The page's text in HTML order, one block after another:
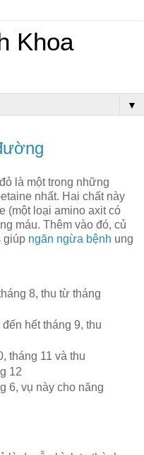
Khoa
▼
là một trong những
nhất. Hai chất này
(một loại amino axit có
máu. Thêm vào đó, củ
giúp ngăn ngừa bệnh ung
8, thu từ tháng
hết tháng 9, thu
tháng 11 và thu
12
6, vụ này cho năng